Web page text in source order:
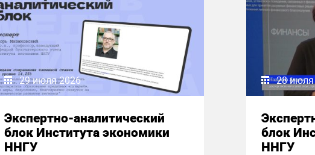
29 июля 2026
Экспертно-аналитический
блок Института экономики
ННГУ
28
блок
ННГУ